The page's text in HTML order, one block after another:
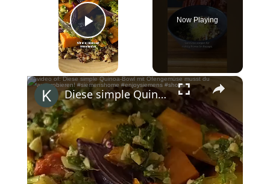
Play Video
Now Playing
×
Diese simple Quinoa-Bowl mit Ofengemüse musst du ausprobieren! #siemenshome #enjoysiemens #shorts